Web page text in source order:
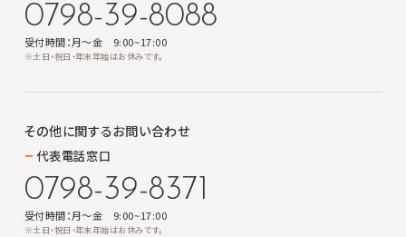
0798-39-8088
受付時間：月～金 9:00~17:00
※土日・祝日・年末年始はお休みです。
その他に関するお問い合わせ
代表電話窓口
0798-39-8371
受付時間：月～金 9:00~17:00
※土日・祝日・年末年始はお休みです。